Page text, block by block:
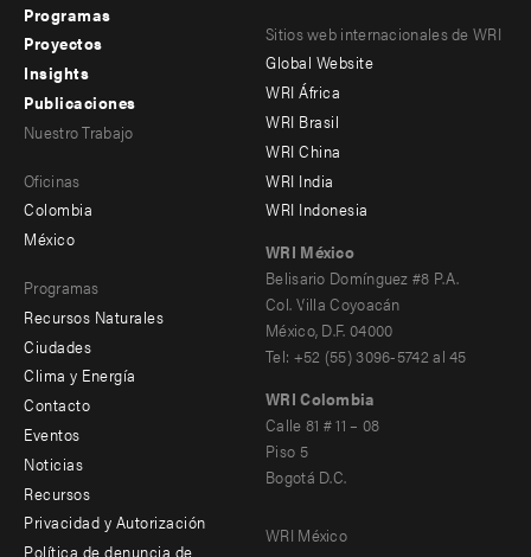
Footer
menu
-
Programas
Proyectos
Insights
Publicaciones
menu
-
Nuestro Trabajo
Oficinas
Colombia
México
Programas
Recursos Naturales
Ciudades
Clima y Energía
Footer
menu
-
Additional
Contacto
Eventos
Noticias
Recursos
Privacidad y Autorización
Política de denuncia de
Footer
menu
-
Offices
Sitios web internacionales de WRI
Global Website
WRI África
WRI Brasil
WRI China
WRI India
WRI Indonesia
WRI México
Belisario Domínguez #8 P.A.
Col. Villa Coyoacán
México, D.F. 04000
Tel: +52 (55) 3096-5742 al 45
WRI Colombia
Calle 81 # 11 – 08
Piso 5
Bogotá D.C.
Social
WRI México